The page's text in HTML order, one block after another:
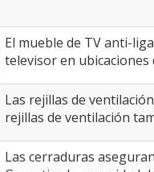
El mueble de TV anti-
televisor en ubicaciones
Las rejillas de
rejillas de ventilación
Las cerraduras